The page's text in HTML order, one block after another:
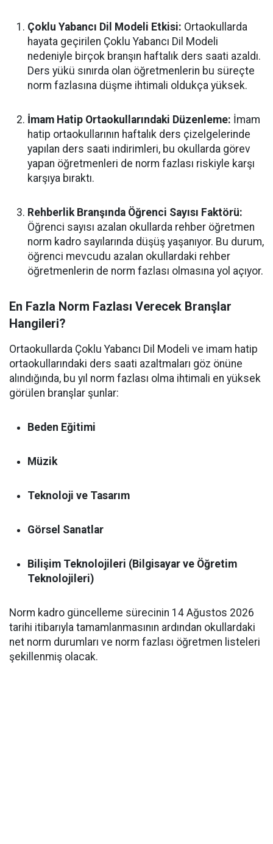
Çoklu Yabancı Dil Modeli Etkisi: Ortaokullarda
hayata geçirilen Çoklu Yabancı Dil Modeli
nedeniyle birçok branşın haftalık ders saati azaldı.
Ders yükü sınırda olan öğretmenlerin bu süreçte
norm fazlasına düşme ihtimali oldukça yüksek.
İmam Hatip Ortaokullarındaki Düzenleme: İmam
hatip ortaokullarının haftalık ders çizelgelerinde
yapılan ders saati indirimleri, bu okullarda görev
yapan öğretmenleri de norm fazlası riskiyle karşı
karşıya bıraktı.
Rehberlik Branşında Öğrenci Sayısı Faktörü:
Öğrenci sayısı azalan okullarda rehber öğretmen
norm kadro sayılarında düşüş yaşanıyor. Bu durum,
öğrenci mevcudu azalan okullardaki rehber
öğretmenlerin de norm fazlası olmasına yol açıyor.
En Fazla Norm Fazlası Verecek Branşlar
Hangileri?
Ortaokullarda Çoklu Yabancı Dil Modeli ve imam hatip
ortaokullarındaki ders saati azaltmaları göz önüne
alındığında, bu yıl norm fazlası olma ihtimali en yüksek
görülen branşlar şunlar:
Beden Eğitimi
Müzik
Teknoloji ve Tasarım
Görsel Sanatlar
Bilişim Teknolojileri (Bilgisayar ve Öğretim
Teknolojileri)
Norm kadro güncelleme sürecinin 14 Ağustos 2026
tarihi itibarıyla tamamlanmasının ardından okullardaki
net norm durumları ve norm fazlası öğretmen listeleri
şekillenmiş olacak.